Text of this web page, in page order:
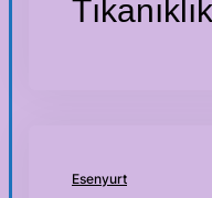
Esenyurt